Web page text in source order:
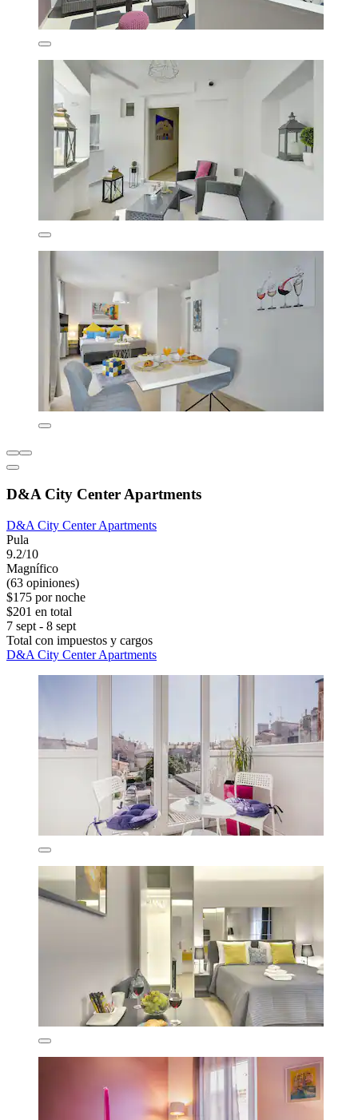
D&A City Center Apartments
D&A City Center Apartments
Pula
9.2/10
Magnífico
(63 opiniones)
$175 por noche
$201 en total
7 sept - 8 sept
Total con impuestos y cargos
D&A City Center Apartments